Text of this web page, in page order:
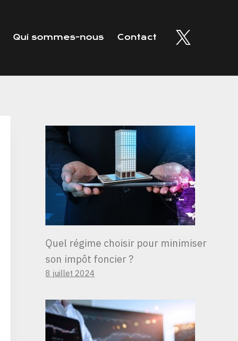
Qui sommes-nous Contact
Quel régime choisir pour minimiser
son impôt foncier ?
8 juillet 2024